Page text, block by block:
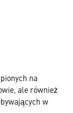
na
ale również
w